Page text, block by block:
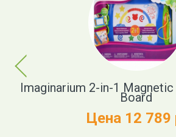
Previous
Imaginarium 2-in-1
Board
Цена 12 789